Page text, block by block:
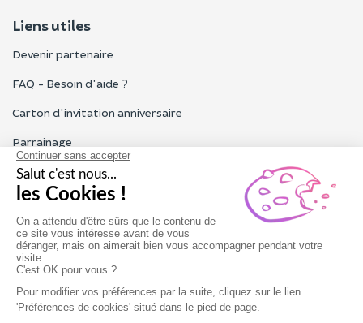
Liens utiles
Devenir partenaire
FAQ - Besoin d'aide ?
Carton d'invitation anniversaire
Parrainage
Tous les avis Funbooker
Particuliers, entreprises, professionnels
Notre service client est ouvert du lundi au vendredi de 9h à 18h
Nous contacter